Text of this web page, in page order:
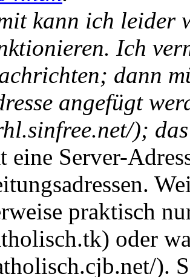
kann ich leider
Ich
dann
angefügt
);
eine Server-
praktisch
oder
).